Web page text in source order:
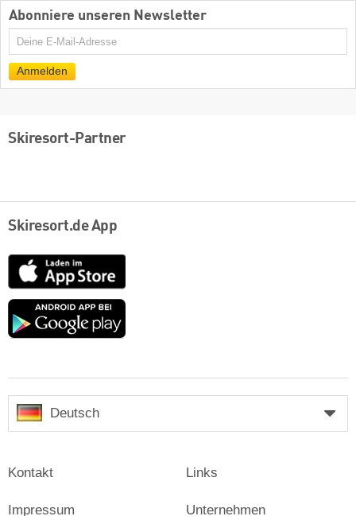
Abonniere unseren Newsletter
E-
Anmelden
Skiresort-Partner
Skiresort.de App
App
Store
Google
Deutsch
Kontakt
Impressum
Links
Unternehmen